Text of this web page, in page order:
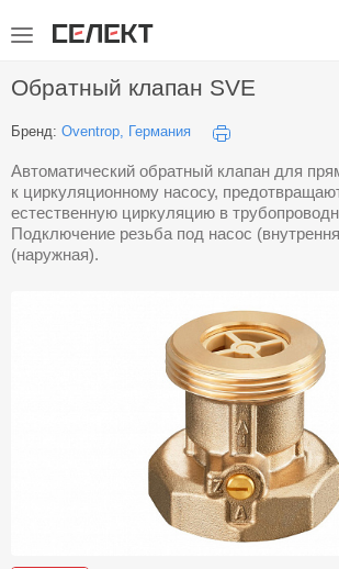
Обратный клапан SVE
Бренд: Oventrop, Германия
Автоматический обратный клапан для
к циркуляционному насосу,
естественную циркуляцию в
Подключение резьба под насос
(наружная).